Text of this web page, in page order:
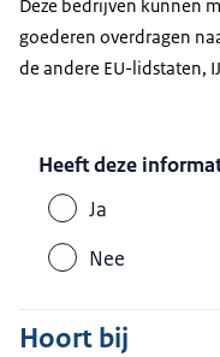
Deze bedrijven kunnen
goederen overdragen
de andere EU-lidstaten,
Heeft deze
Ja
Nee
Hoort bij